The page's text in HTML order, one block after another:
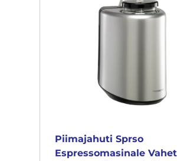
Piimajahuti Sprso
Espressomasinale